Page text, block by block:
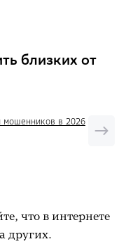
близких от
мошенников в 2026
что в интернете
других.